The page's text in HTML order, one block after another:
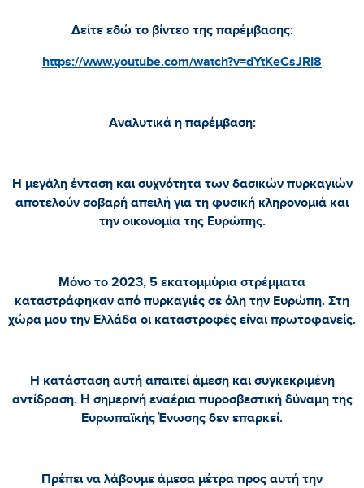
Δείτε εδώ το βίντεο της παρέμβασης:
https://www.youtube.com/watch?v=dYtKeCsJRI8
Αναλυτικά η παρέμβαση:
Η μεγάλη ένταση και συχνότητα των δασικών πυρκαγιών
αποτελούν σοβαρή απειλή για τη φυσική κληρονομιά και
την οικονομία της Ευρώπης.
Μόνο το 2023, 5 εκατομμύρια στρέμματα
καταστράφηκαν από πυρκαγιές σε όλη την Ευρώπη. Στη
χώρα μου την Ελλάδα οι καταστροφές είναι πρωτοφανείς.
Η κατάσταση αυτή απαιτεί άμεση και συγκεκριμένη
αντίδραση. Η σημερινή εναέρια πυροσβεστική δύναμη της
Ευρωπαϊκής Ένωσης δεν επαρκεί.
Πρέπει να λάβουμε άμεσα μέτρα προς αυτή την